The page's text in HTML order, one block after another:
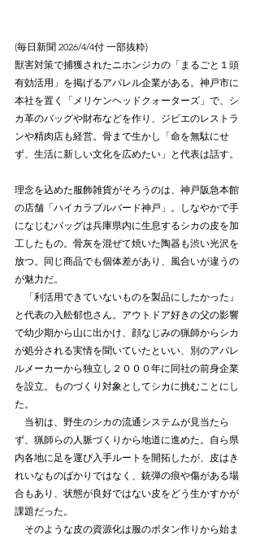
(毎日新聞 2026/4/4付 一部抜粋)
獣害対策で捕獲されたニホンジカの「まるごと１頭
有効活用」を掲げるアパレル企業がある。神戸市に
本社を置く「メリケンヘッドクォーターズ」で、シ
カ革のバッグや財布などを作り、ジビエのレストラ
ンや精肉店も経営。骨まで生かし「命を無駄にせ
ず、生活に新しい文化を広めたい」と代表は話す。
理念を込めた服飾雑貨がそろうのは、神戸阪急本館
の店舗「ハイカラブルバード神戸」。しなやかで手
になじむバッグは兵庫県内に生息するシカの皮を加
工したもの。骨灰を混ぜて焼いた陶器も渋い光沢を
放つ。同じ商品でも個体差があり、風合いが違うの
が魅力だ。
「利活用できていないものを製品にしたかった」
と代表の入舩郁也さん。アウトドア好きの父の影響
で幼少期から山に出かけ、顔なじみの猟師からシカ
が処分される実情を聞いていたといい、別のアパレ
ルメーカーから独立し２０００年に同社の前身企業
を設立。ものづくり対象としてシカに挑むことにし
た。
当初は、野生のシカの流通システムが見当たら
ず、猟師らの人脈づくりから地道に進めた。自ら県
内各地に足を運び入手ルートを開拓したが、皮はき
れいなものばかりではなく、銃弾の痕や傷がある場
合もあり、状態が良好ではない皮をどう生かすかが
課題だった。
そのような皮の資源化は服のボタン作りから始ま